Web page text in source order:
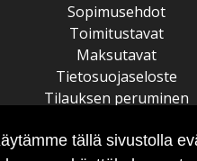
Sopimusehdot
Toimitustavat
Maksutavat
Tietosuojaseloste
Tilauksen peruminen
tällä sivustolla